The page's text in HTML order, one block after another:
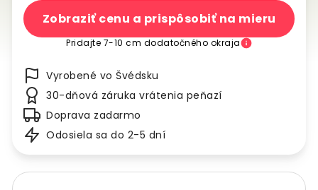
Zobraziť cenu a prispôsobiť na mieru
Pridajte 7-10 cm dodatočného okraja
Vyrobené vo Švédsku
30-dňová záruka vrátenia peňazí
Doprava zadarmo
Odosiela sa do 2-5 dní